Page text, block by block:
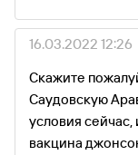
16.03.2022 12:26
Скажите
Саудовскую
условия
вакцина